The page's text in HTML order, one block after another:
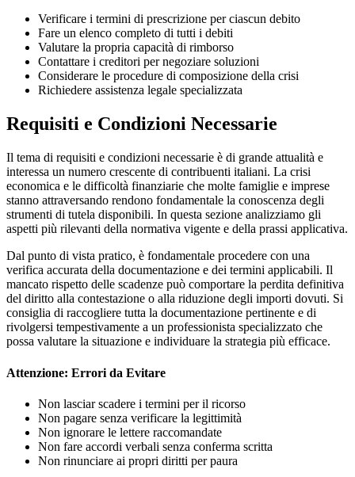
Verificare i termini di prescrizione per ciascun debito
Fare un elenco completo di tutti i debiti
Valutare la propria capacità di rimborso
Contattare i creditori per negoziare soluzioni
Considerare le procedure di composizione della crisi
Richiedere assistenza legale specializzata
Requisiti e Condizioni Necessarie
Il tema di requisiti e condizioni necessarie è di grande attualità e
interessa un numero crescente di contribuenti italiani. La crisi
economica e le difficoltà finanziarie che molte famiglie e imprese
stanno attraversando rendono fondamentale la conoscenza degli
strumenti di tutela disponibili. In questa sezione analizziamo gli
aspetti più rilevanti della normativa vigente e della prassi applicativa.
Dal punto di vista pratico, è fondamentale procedere con una
verifica accurata della documentazione e dei termini applicabili. Il
mancato rispetto delle scadenze può comportare la perdita definitiva
del diritto alla contestazione o alla riduzione degli importi dovuti. Si
consiglia di raccogliere tutta la documentazione pertinente e di
rivolgersi tempestivamente a un professionista specializzato che
possa valutare la situazione e individuare la strategia più efficace.
Attenzione: Errori da Evitare
Non lasciar scadere i termini per il ricorso
Non pagare senza verificare la legittimità
Non ignorare le lettere raccomandate
Non fare accordi verbali senza conferma scritta
Non rinunciare ai propri diritti per paura